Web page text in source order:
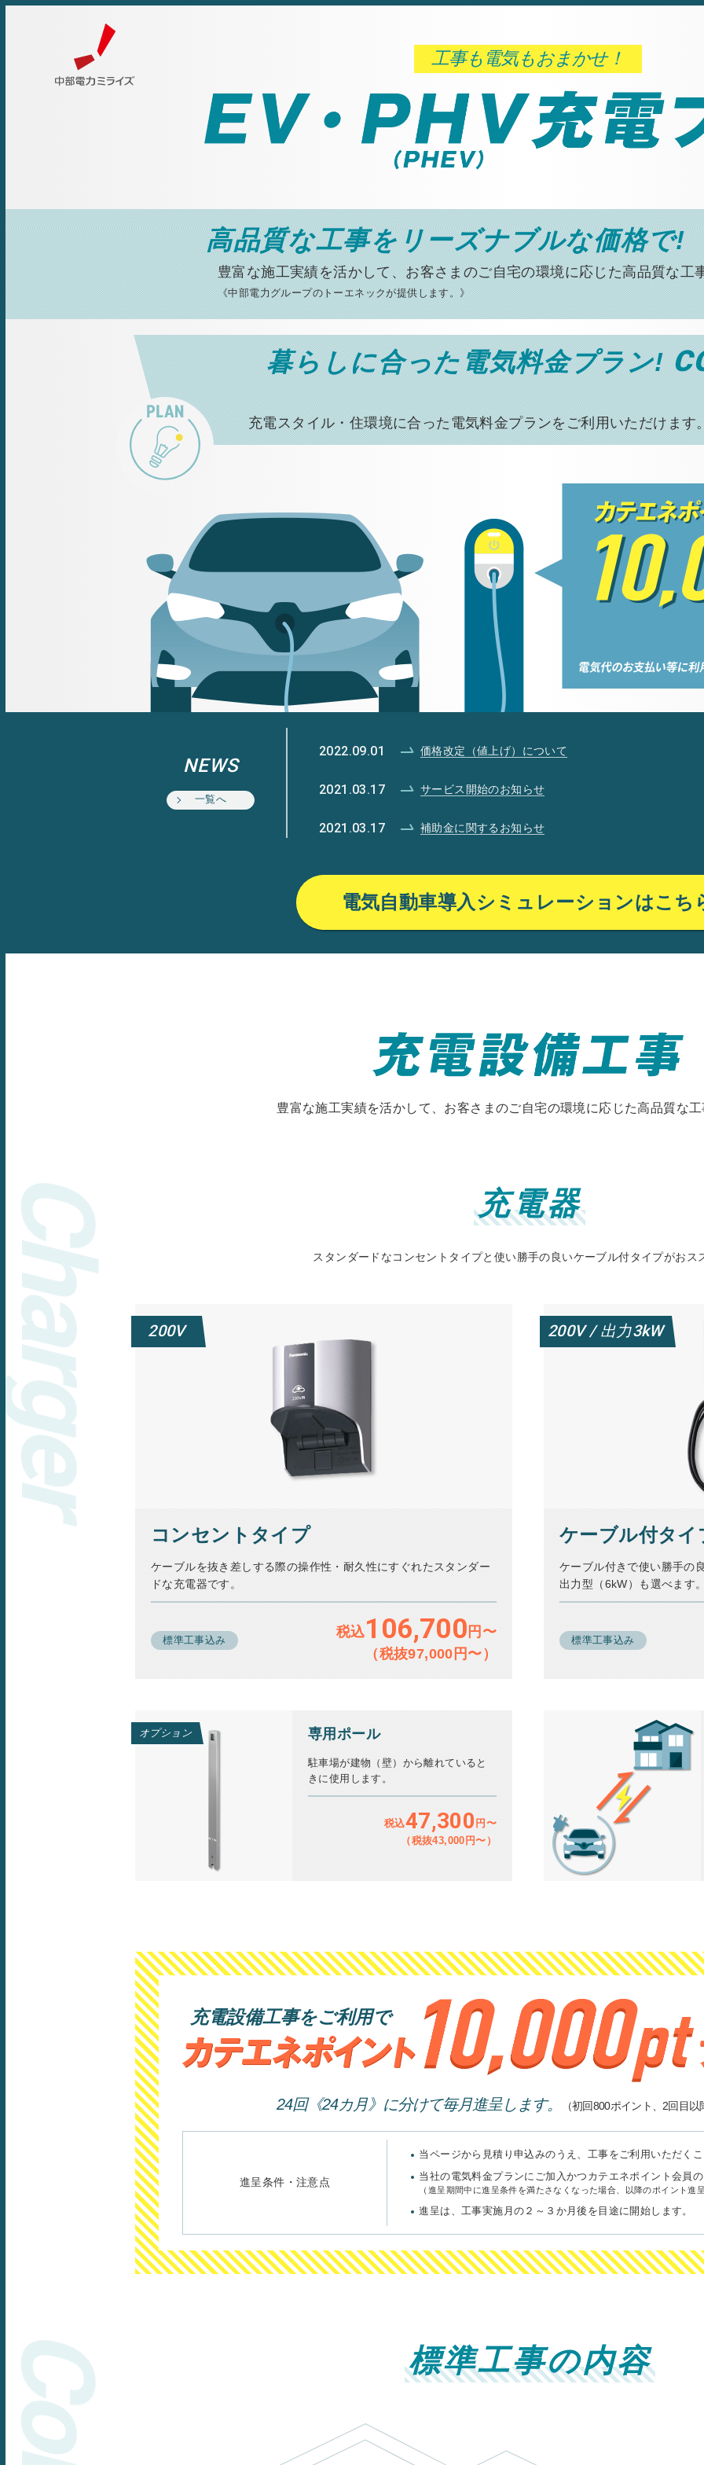
工事も電気もおまかせ！
高品質な工事をリーズナブルな価格で!
豊富な施工実績を活かして、お客さまのご自宅の環境に応じた高品質な工
《中部電力グループのトーエネックが提供します。》
暮らしに合った電気料金プラン!
充電スタイル・住環境に合った電気料金プランをご利用いただけます
NEWS
一覧へ
2022.09.01 価格改定（値上げ）について
2021.03.17 サービス開始のお知らせ
2021.03.17 補助金に関するお知らせ
電気自動車導入 シミュレーションはこち
豊富な施工実績を活かして、お客さまのご自宅の環境に応じた高品質な
充電器
スタンダードなコンセントタイプと 使い勝手の良いケーブル付タイプがおス
200V
コンセントタイプ
ケーブルを抜き差しする際の操作性・耐久性にすぐれたスタンダー
ドな充電器です。
標準工事込み
税込106,700 円〜
（税抜97,000円〜）
200V /出力3kW
ケーブル付タイ
ケーブル付きで使い勝手の
出力型（6kW）も選べます
標準工事込み
オプション 専用ポール
駐車場が建物（壁）から離れていると
きに使用します。
税込47,300 円〜
（税抜43,000円〜）
充電設備工事をご利用で
24回《24カ月》に分けて毎月進呈します。 （初回800ポイント、2回目
進呈条件・注意点
当ページから見積り申込みのうえ、工事をご利用いただく
当社の電気料金プランにご加入かつカテエネポイント会員
（進呈期間中に進呈条件を満たさなくなった場合、以降のポイント進
進呈は、工事実施月の２～３か月後を目途に開始します。
標準工事の内容